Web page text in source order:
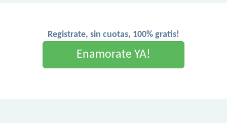
Registrate, sin cuotas, 100% gratis!
Enamorate YA!